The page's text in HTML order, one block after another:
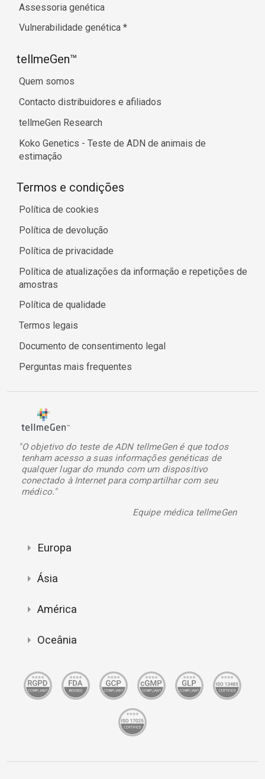
Assessoria genética
Vulnerabilidade genética *
tellmeGen™
Quem somos
Contacto distribuidores e afiliados
tellmeGen Research
Koko Genetics - Teste de ADN de animais de
estimação
Termos e condições
Política de cookies
Política de devolução
Política de privacidade
Política de atualizações da informação e repetições de
amostras
Política de qualidade
Termos legais
Documento de consentimento legal
Perguntas mais frequentes
"O objetivo do teste de ADN tellmeGen é que todos
tenham acesso a suas informações genéticas de
qualquer lugar do mundo com um dispositivo
conectado à Internet para compartilhar com seu
médico."
Equipe médica tellmeGen
Europa
Ásia
América
Oceânia